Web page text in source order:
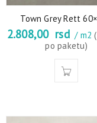
Town Grey Rett
2.808,00 rsd / m2
po paketu)